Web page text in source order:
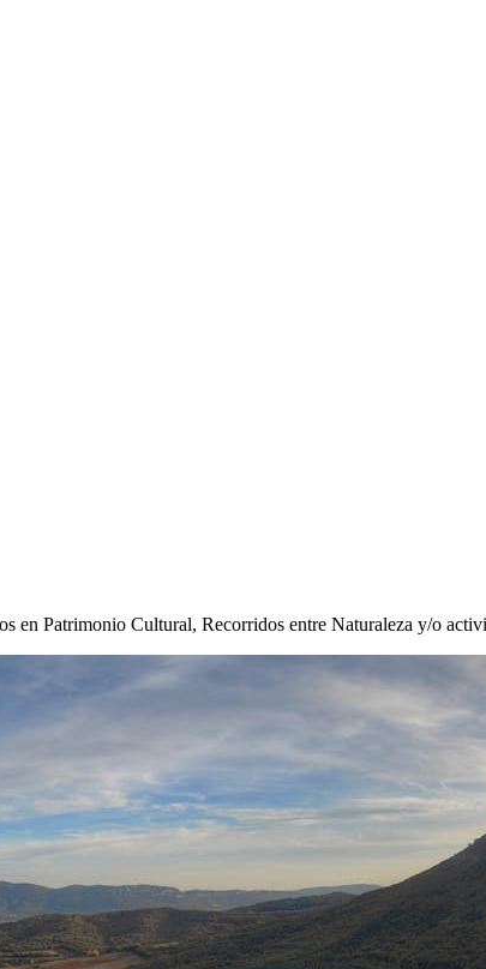
en Patrimonio Cultural, Recorridos entre Naturaleza y/o